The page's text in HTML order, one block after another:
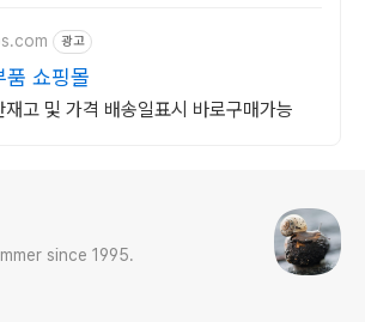
광고
품 쇼핑몰
고 및 가격 배송일표시 바로구매가능
자 programmer since 1995.